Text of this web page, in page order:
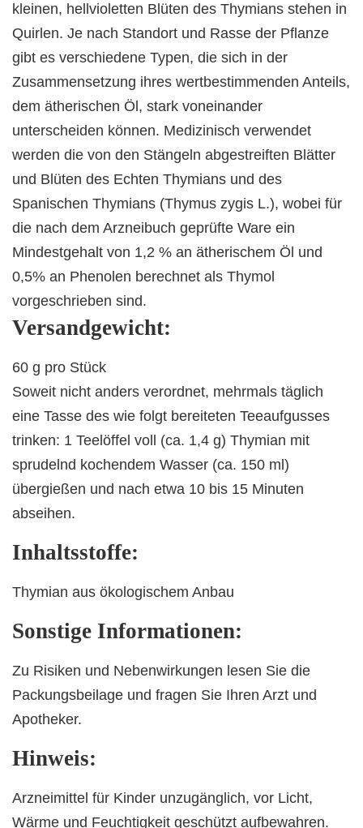
kleinen, hellvioletten Blüten des Thymians stehen in
Quirlen. Je nach Standort und Rasse der Pflanze
gibt es verschiedene Typen, die sich in der
Zusammensetzung ihres wertbestimmenden Anteils,
dem ätherischen Öl, stark voneinander
unterscheiden können. Medizinisch verwendet
werden die von den Stängeln abgestreiften Blätter
und Blüten des Echten Thymians und des
Spanischen Thymians (Thymus zygis L.), wobei für
die nach dem Arzneibuch geprüfte Ware ein
Mindestgehalt von 1,2 % an ätherischem Öl und
0,5% an Phenolen berechnet als Thymol
vorgeschrieben sind.
Versandgewicht:
60 g pro Stück
Soweit nicht anders verordnet, mehrmals täglich
eine Tasse des wie folgt bereiteten Teeaufgusses
trinken: 1 Teelöffel voll (ca. 1,4 g) Thymian mit
sprudelnd kochendem Wasser (ca. 150 ml)
übergießen und nach etwa 10 bis 15 Minuten
abseihen.
Inhaltsstoffe:
Thymian aus ökologischem Anbau
Sonstige Informationen:
Zu Risiken und Nebenwirkungen lesen Sie die
Packungsbeilage und fragen Sie Ihren Arzt und
Apotheker.
Hinweis:
Arzneimittel für Kinder unzugänglich, vor Licht,
Wärme und Feuchtigkeit geschützt aufbewahren.